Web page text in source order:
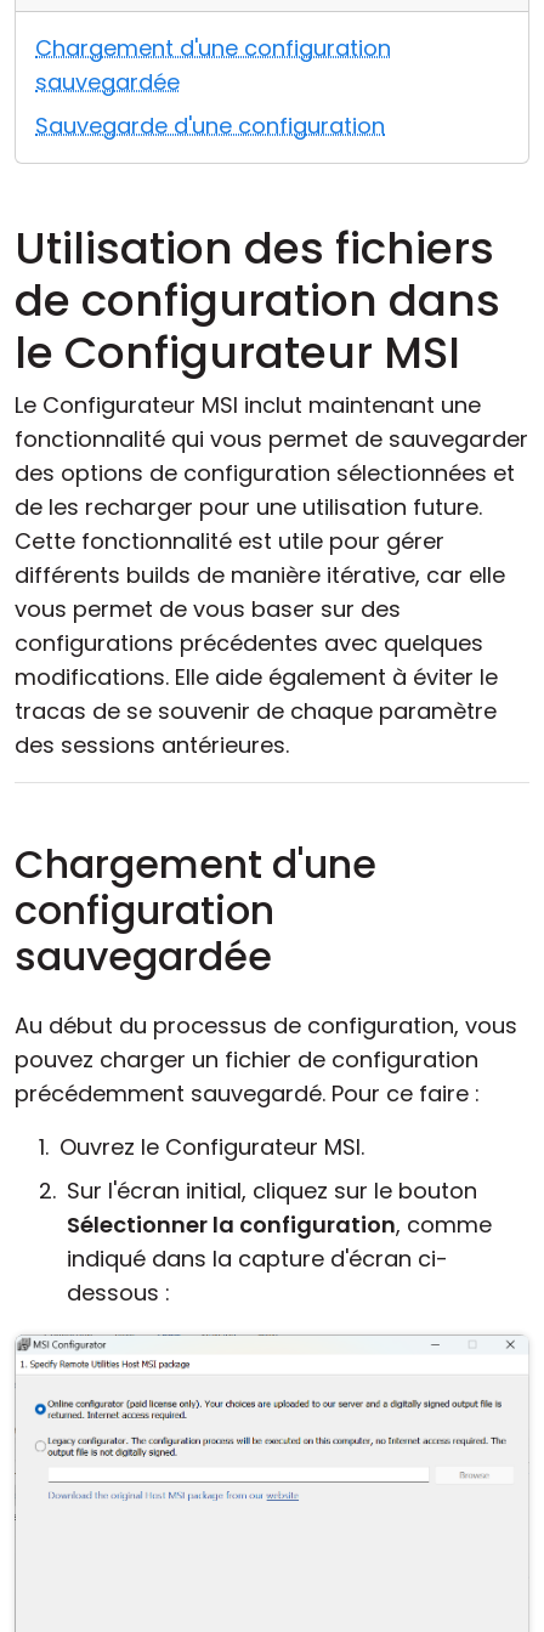
Chargement d'une configuration
sauvegardée
Sauvegarde d'une configuration
Utilisation des fichiers
de configuration dans
le Configurateur MSI
Le Configurateur MSI inclut maintenant une
fonctionnalité qui vous permet de sauvegarder
des options de configuration sélectionnées et
de les recharger pour une utilisation future.
Cette fonctionnalité est utile pour gérer
différents builds de manière itérative, car elle
vous permet de vous baser sur des
configurations précédentes avec quelques
modifications. Elle aide également à éviter le
tracas de se souvenir de chaque paramètre
des sessions antérieures.
Chargement d'une
configuration
sauvegardée
Au début du processus de configuration, vous
pouvez charger un fichier de configuration
précédemment sauvegardé. Pour ce faire :
Ouvrez le Configurateur MSI.
Sur l'écran initial, cliquez sur le bouton
Sélectionner la configuration, comme
indiqué dans la capture d'écran ci-
dessous :
Cloud et sur site